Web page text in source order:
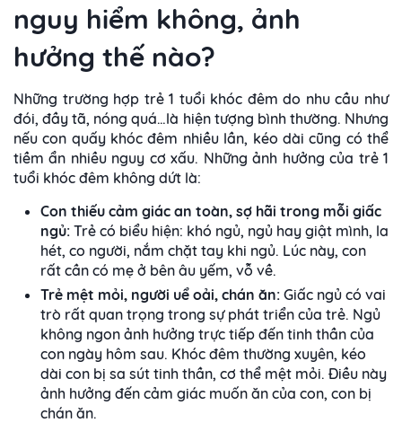
nguy hiểm không, ảnh
hưởng thế nào?
Những trường hợp trẻ 1 tuổi khóc đêm do nhu cầu như
đói, đầy tã, nóng quá…là hiện tượng bình thường. Nhưng
nếu con quấy khóc đêm nhiều lần, kéo dài cũng có thể
tiềm ẩn nhiều nguy cơ xấu. Những ảnh hưởng của trẻ 1
tuổi khóc đêm không dứt là:
Con thiếu cảm giác an toàn, sợ hãi trong mỗi giấc
ngủ: Trẻ có biểu hiện: khó ngủ, ngủ hay giật mình, la
hét, co người, nắm chặt tay khi ngủ. Lúc này, con
rất cần có mẹ ở bên âu yếm, vỗ về.
Trẻ mệt mỏi, người uể oải, chán ăn: Giấc ngủ có vai
trò rất quan trọng trong sự phát triển của trẻ. Ngủ
không ngon ảnh hưởng trực tiếp đến tinh thần của
con ngày hôm sau. Khóc đêm thường xuyên, kéo
dài con bị sa sút tinh thần, cơ thể mệt mỏi. Điều này
ảnh hưởng đến cảm giác muốn ăn của con, con bị
chán ăn.